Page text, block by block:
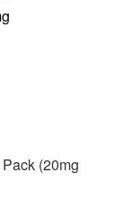
(20mg